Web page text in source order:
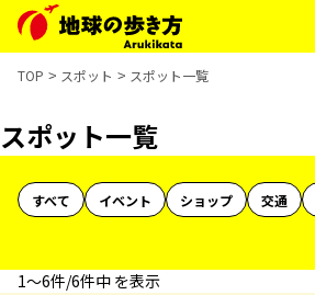
TOP スポット スポット一覧
スポット一覧
すべて イベント ショップ 交通
1〜6件/6件中 を表示